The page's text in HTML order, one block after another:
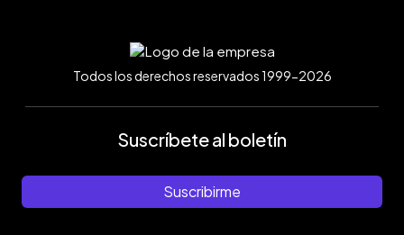
Todos los derechos reservados 1999-2026
Suscríbete al boletín
Suscribirme